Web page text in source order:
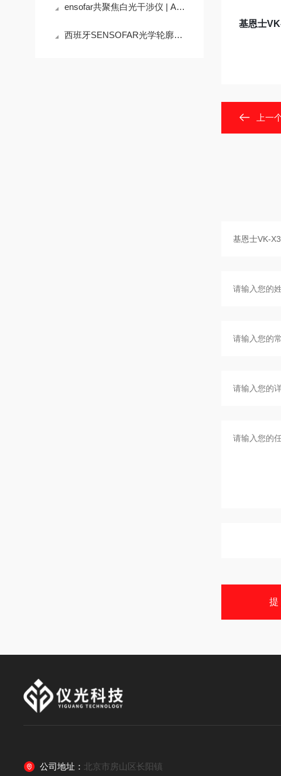
ensofar共聚焦白光干涉仪 | AI多焦面叠加技术
西班牙SENSOFAR光学轮廓仪用于激光加工的砂轮表面形貌和粗糙度测量
基恩士
上一
公司地址： 北京市房山区长阳镇